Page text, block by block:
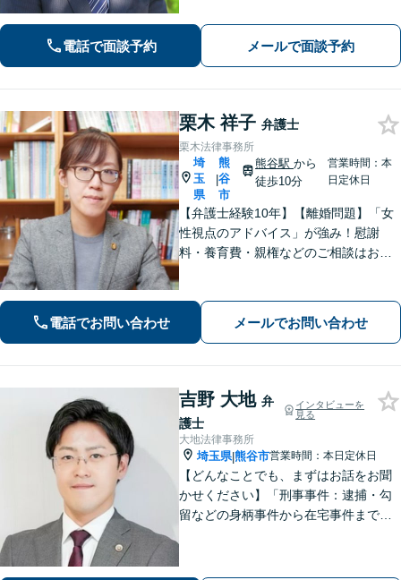
解決策をご提案いたします。お気軽に
ご相談ください。【法テラス利用可】
【駐車場あり】
電話で面談予約 メールで面談予約
栗木 祥子 弁護士
栗木法律事務所
埼
玉
県
|
熊
谷
市
熊谷駅 から
徒歩10分
営業時間：本
日定休日
【弁護士経験10年】【離婚問題】「女
性視点のアドバイス」が強み！慰謝
料・養育費・親権などのご相談はお任
ます。その他、交通事故、借金・債務
整理にも対応。
電話でお問い合わせ メールでお問い合わせ
吉野 大地 弁
護士
インタビューを
見る
大地法律事務所
埼玉県|熊谷市営業時間：本日定休日
【どんなことでも、まずはお話をお聞
かせください】「刑事事件：逮捕・勾
留などの身柄事件から在宅事件まで、